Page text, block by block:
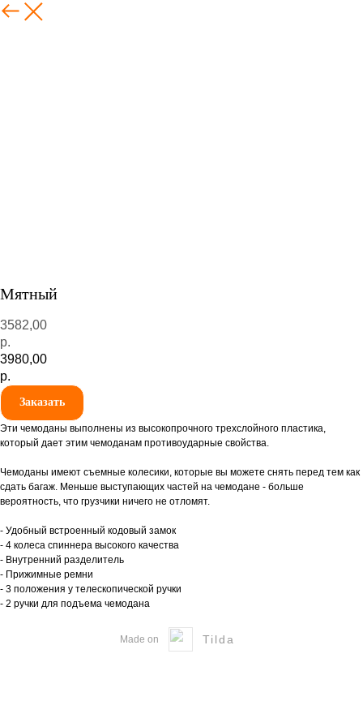
Мятный
3582,00
р.
3980,00
р.
Заказать
Эти чемоданы выполнены из высокопрочного трехслойного пластика,
который дает этим чемоданам противоударные свойства.
Чемоданы имеют съемные колесики, которые вы можете снять перед тем как
сдать багаж. Меньше выступающих частей на чемодане - больше
вероятность, что грузчики ничего не отломят.
- Удобный встроенный кодовый замок
- 4 колеса спиннера высокого качества
- Внутренний разделитель
- Прижимные ремни
- 3 положения у телескопической ручки
- 2 ручки для подъема чемодана
Made on Tilda